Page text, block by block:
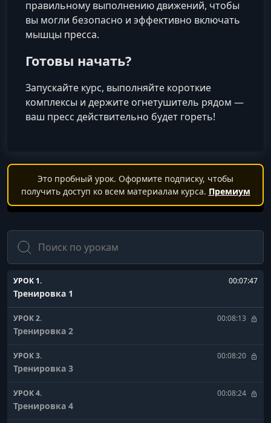
правильному выполнению движений, чтобы
вы могли безопасно и эффективно включать
мышцы пресса.
Готовы начать?
Запускайте курс, выполняйте короткие
комплексы и держите огнетушитель рядом —
ваш пресс действительно будет гореть!
Это пробный урок. Оформите подписку, чтобы
получить доступ ко всем материалам курса. Премиум
Поиск
УРОК 1. 00:07:47
Тренировка 1
УРОК 2. 00:08:13
Тренировка 2
УРОК 3. 00:08:20
Тренировка 3
УРОК 4. 00:08:24
Тренировка 4